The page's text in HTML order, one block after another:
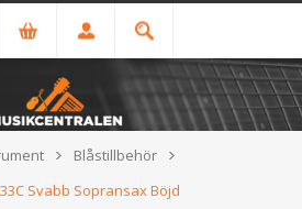
Blåstillbehör
Svabb Sopransax Böjd